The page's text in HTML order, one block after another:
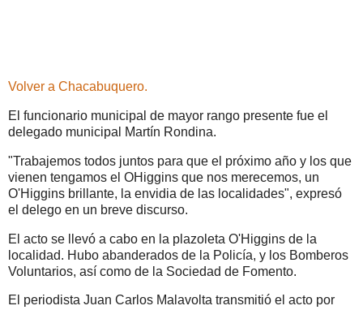
Volver a Chacabuquero.
El funcionario municipal de mayor rango presente fue el
delegado municipal Martín Rondina.
"Trabajemos todos juntos para que el próximo año y los que
vienen tengamos el OHiggins que nos merecemos, un
O'Higgins brillante, la envidia de las localidades", expresó
el delego en un breve discurso.
El acto se llevó a cabo en la plazoleta O'Higgins de la
localidad. Hubo abanderados de la Policía, y los Bomberos
Voluntarios, así como de la Sociedad de Fomento.
El periodista Juan Carlos Malavolta transmitió el acto por